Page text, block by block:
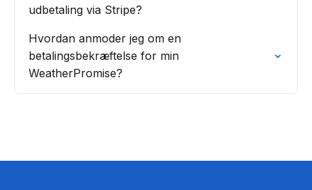
udbetaling via Stripe?
Hvordan anmoder jeg om en
betalingsbekræftelse for min
WeatherPromise?